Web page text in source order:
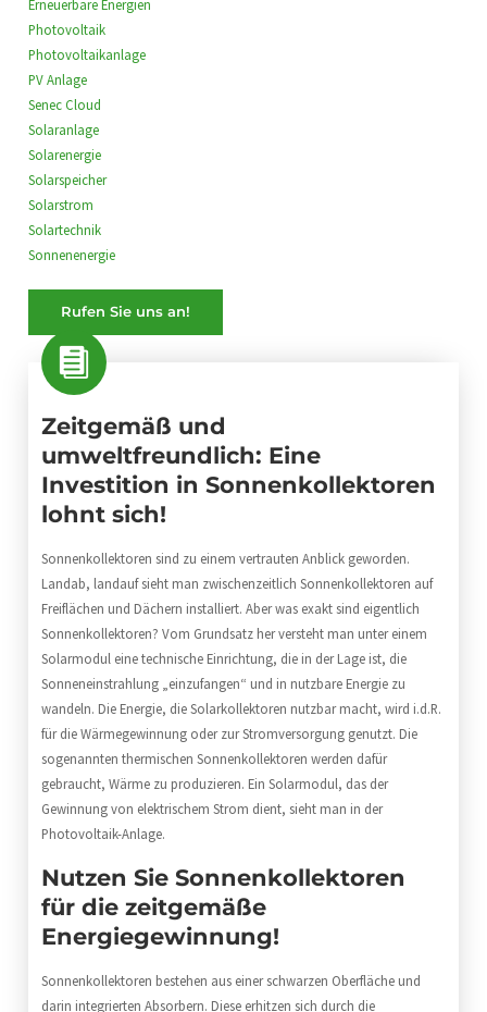
Erneuerbare Energien
Photovoltaik
Photovoltaikanlage
PV Anlage
Senec Cloud
Solaranlage
Solarenergie
Solarspeicher
Solarstrom
Solartechnik
Sonnenenergie
Rufen Sie uns an!
Zeitgemäß und
umweltfreundlich: Eine
Investition in Sonnenkollektoren
lohnt sich!
Sonnenkollektoren sind zu einem vertrauten Anblick geworden.
Landab, landauf sieht man zwischenzeitlich Sonnenkollektoren auf
Freiflächen und Dächern installiert. Aber was exakt sind eigentlich
Sonnenkollektoren? Vom Grundsatz her versteht man unter einem
Solarmodul eine technische Einrichtung, die in der Lage ist, die
Sonneneinstrahlung „einzufangen“ und in nutzbare Energie zu
wandeln. Die Energie, die Solarkollektoren nutzbar macht, wird i.d.R.
für die Wärmegewinnung oder zur Stromversorgung genutzt. Die
sogenannten thermischen Sonnenkollektoren werden dafür
gebraucht, Wärme zu produzieren. Ein Solarmodul, das der
Gewinnung von elektrischem Strom dient, sieht man in der
Photovoltaik-Anlage.
Nutzen Sie Sonnenkollektoren
für die zeitgemäße
Energiegewinnung!
Sonnenkollektoren bestehen aus einer schwarzen Oberfläche und
darin integrierten Absorbern. Diese erhitzen sich durch die